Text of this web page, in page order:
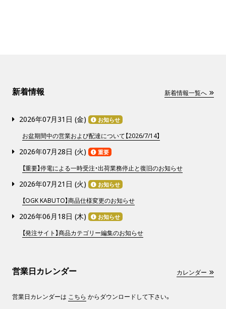
新着情報 新着情報一覧へ
2026年07月31日 (金) お知らせ
お盆期間中の営業および配達について【2026/7/14】
2026年07月28日 (火) 重要
【重要】停電による一時受注・出荷業務停止と復旧のお知らせ
2026年07月21日 (火) お知らせ
【OGK KABUTO】商品仕様変更のお知らせ
2026年06月18日 (木) お知らせ
【発注サイト】商品カテゴリー編集のお知らせ
営業日カレンダー カレンダー
営業日カレンダーは こちら からダウンロードして下さい。